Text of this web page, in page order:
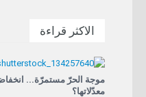
الاكثر قراءة
موجة الحرّ مستمرّة...
معدّلاتها؟